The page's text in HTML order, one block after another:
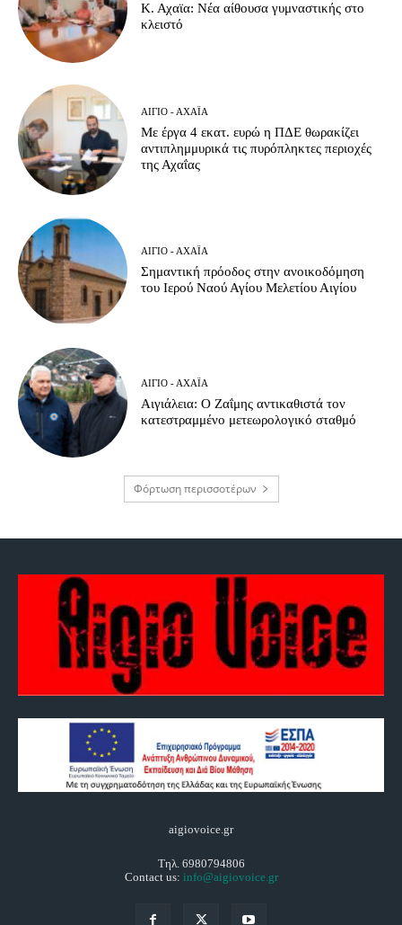
Κ. Αχαϊα: Νέα αίθουσα γυμναστικής στο
κλειστό
ΑΊΓΙΟ - ΑΧΑΪ́Α
Με έργα 4 εκατ. ευρώ η ΠΔΕ θωρακίζει
αντιπλημμυρικά τις πυρόπληκτες περιοχές
της Αχαΐας
ΑΊΓΙΟ - ΑΧΑΪ́Α
Σημαντική πρόοδος στην ανοικοδόμηση
του Ιερού Ναού Αγίου Μελετίου Αιγίου
ΑΊΓΙΟ - ΑΧΑΪ́Α
Αιγιάλεια: O Ζαΐμης αντικαθιστά τον
κατεστραμμένο μετεωρολογικό σταθμό
Φόρτωση περισσοτέρων
aigiovoice.gr
Τηλ. 6980794806
Contact us: info@aigiovoice.gr